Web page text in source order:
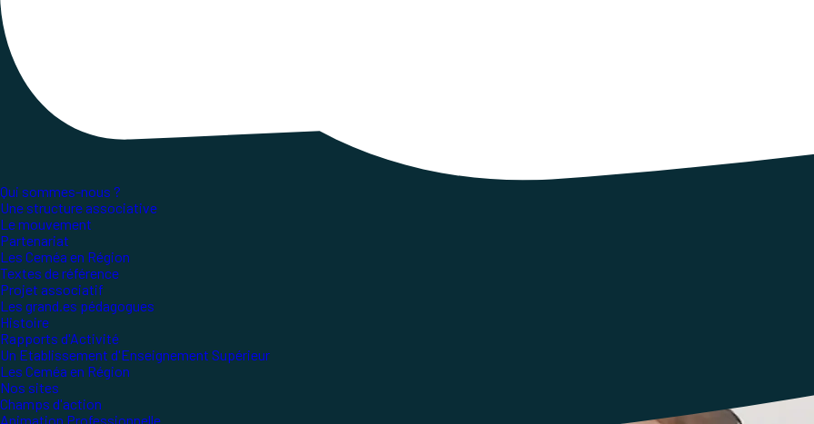
Qui sommes-nous ?
Une structure associative
Le mouvement
Partenariat
Les Ceméa en Région
Textes de référence
Projet associatif
Les grand.es pédagogues
Histoire
Rapports d'Activité
Un Etablissement d'Enseignement Supérieur
Les Ceméa en Région
Nos sites
Champs d'action
Animation Professionnelle